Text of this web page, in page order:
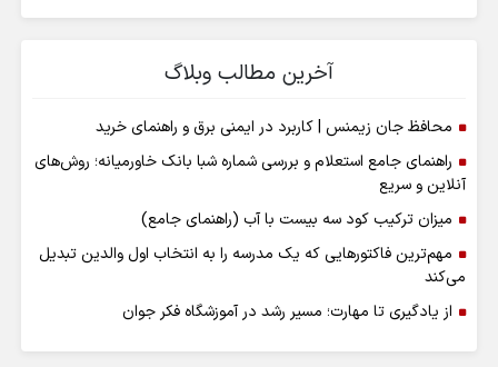
آخرین مطالب وبلاگ
محافظ جان زیمنس | کاربرد در ایمنی برق و راهنمای خرید
راهنمای جامع استعلام و بررسی شماره شبا بانک خاورمیانه؛ روش‌های
آنلاین و سریع
میزان ترکیب کود سه بیست با آب (راهنمای جامع)
مهم‌ترین فاکتورهایی که یک مدرسه را به انتخاب اول والدین تبدیل
می‌کند
از یادگیری تا مهارت؛ مسیر رشد در آموزشگاه فکر جوان